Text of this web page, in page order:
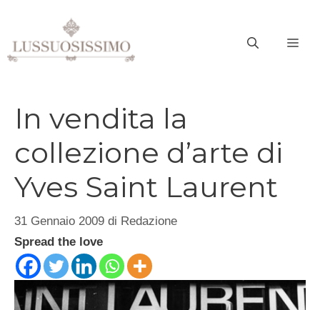
contenuto
In vendita la
collezione d’arte di
Yves Saint Laurent
31 Gennaio 2009 di Redazione
Spread the love